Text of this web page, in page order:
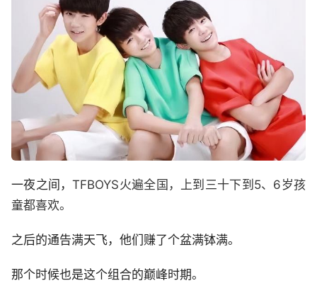
一夜之间，TFBOYS火遍全国，上到三十下到5、6岁孩
童都喜欢。
之后的通告满天飞，他们赚了个盆满钵满。
那个时候也是这个组合的巅峰时期。